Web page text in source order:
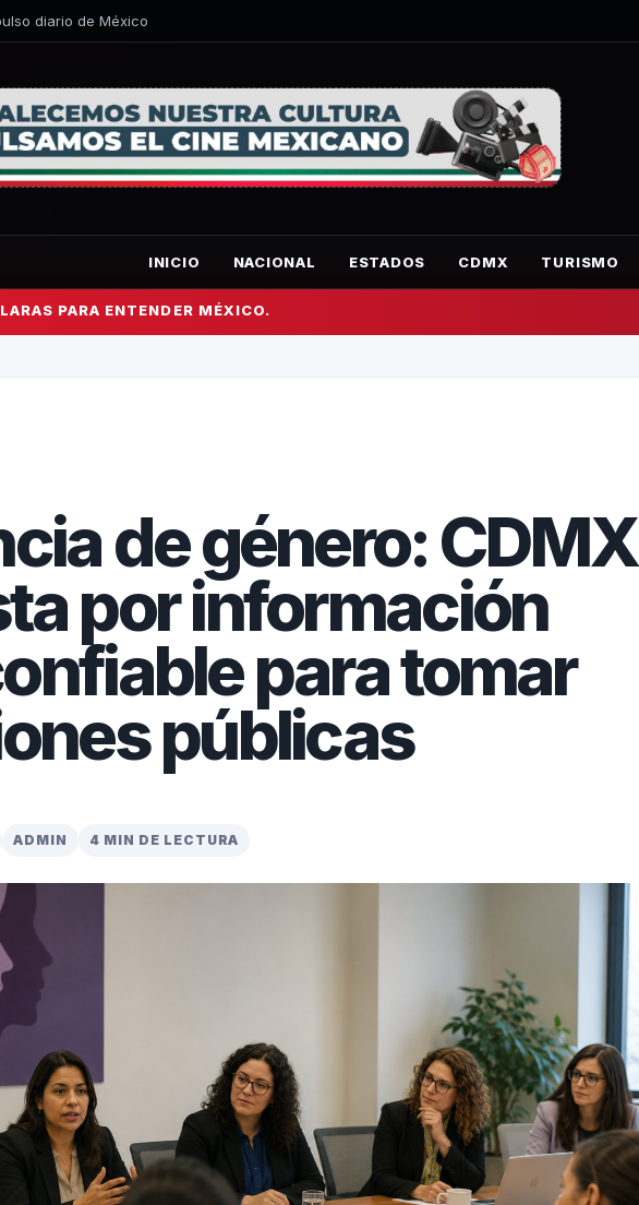
diario de México
INICIO NACIONAL ESTADOS CDMX TURISMO
PARA ENTENDER MÉXICO.
de género: CDMX
por información
para tomar
públicas
ADMIN 4 MIN DE LECTURA